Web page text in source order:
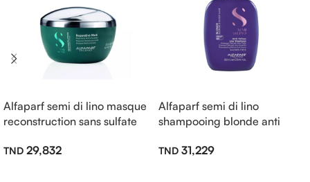
Alfaparf semi di lino masque
reconstruction sans sulfate
29,832
Alfaparf semi di lino
shampooing blonde anti
31,229